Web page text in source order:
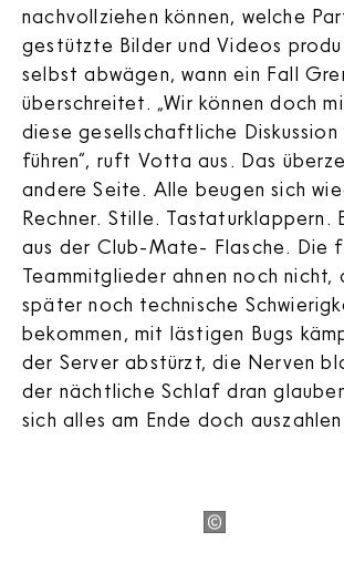
nachvollziehen können, welche
gestützte Bilder und Videos
selbst abwägen, wann ein Fall
überschreitet. „Wir können doch
diese gesellschaftliche Diskussion
führen“, ruft Votta aus. Das
andere Seite. Alle beugen sich
Rechner. Stille. Tastaturklappern.
aus der Club-Mate- Flasche. Die
Teammitglieder ahnen noch nicht,
später noch technische
bekommen, mit lästigen Bugs
der Server abstürzt, die Nerven
der nächtliche Schlaf dran
sich alles am Ende doch